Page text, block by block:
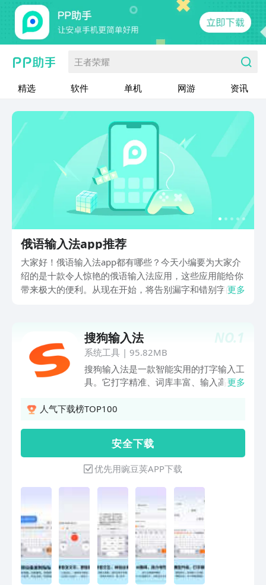
王者荣耀
精选 软件 单机 网游 资讯
俄语输入法app推荐
大家好！俄语输入法app都有哪些？今天小编要为大家介
绍的是十款令人惊艳的俄语输入法应用，这些应用能给你
带来极大的便利。从现在开始，将告别漏字和错别字的困
的俄语输入体验。接下来，就让小编为大家揭开这些应用
的神秘面纱，带来一段极富惊喜的探索之旅吧！
更多
NO.1
搜狗输入法
系统工具| 95.82MB
搜狗输入法是一款智能实用的打字输入工
具。它打字精准、词库丰富、输入高效，
融合大模型技术，带来更智能、贴心的文
******​【专属超大词库】多年沉淀积
累，拥有庞大丰富的中文系统词库，让输
入词汇更精准。【多元输入方式】支持拼
音、手写、语音、笔画、五笔、双拼、拍
照输入、跨屏输入等。【世界各国语种】
110+语种自由切换！日语、韩语、西
语、法语、俄语、德语、意大利语、阿拉
伯语、印尼语，马来语，仓颉，粤语，注
音，藏语，维语等。【快捷输入工具】常
用语、剪贴板、手写找字、拼写检查等功
能，常用语快捷发送，让你的输入更快、
更多
人气下载榜TOP100
安 全 下 载
优先用豌豆荚APP下载